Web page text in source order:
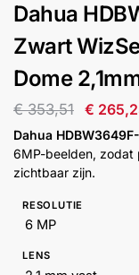
&
Intercom
Branddetectie
Merken
Outlet
Dahua
Zwart
Dome
€353,51 €
Dahua
6MP-beelden, zodat
zichtbaar zijn.
RESOLUTIE
6 MP
LENS